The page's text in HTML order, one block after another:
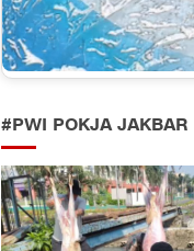
#PWI POKJA JAKBAR